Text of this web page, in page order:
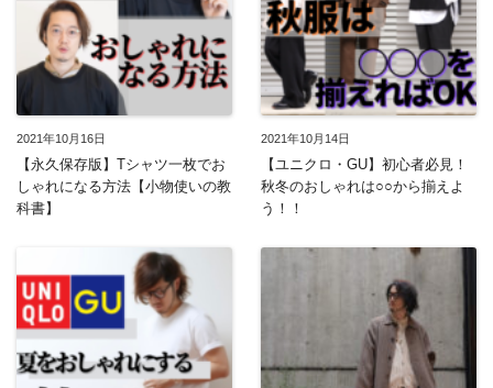
2021年10月16日
【永久保存版】Tシャツ一枚でお
しゃれになる方法【小物使いの教
科書】
2021年10月14日
【ユニクロ・GU】初心者必見！
秋冬のおしゃれは○○から揃えよ
う！！